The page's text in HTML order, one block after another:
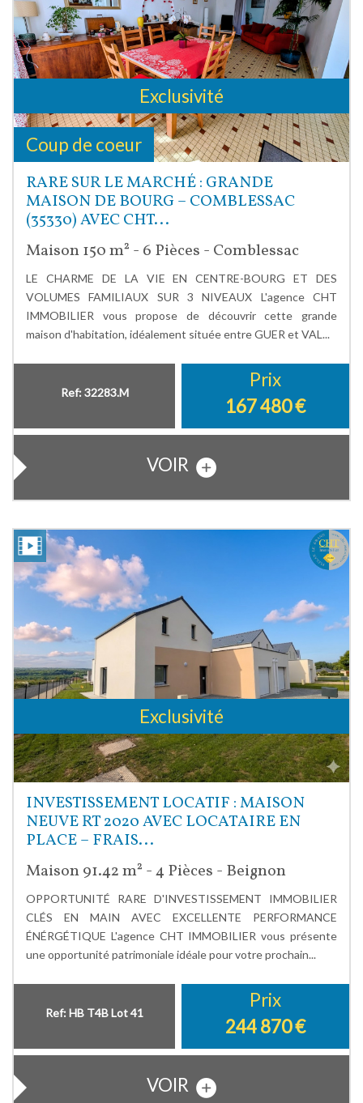
Exclusivité
Coup de coeur
RARE SUR LE MARCHÉ : GRANDE
MAISON DE BOURG – COMBLESSAC
(35330) AVEC CHT...
Maison 150 m² - 6 Pièces - Comblessac
LE CHARME DE LA VIE EN CENTRE-BOURG ET DES
VOLUMES FAMILIAUX SUR 3 NIVEAUX L'agence CHT
IMMOBILIER vous propose de découvrir cette grande
maison d'habitation, idéalement située entre GUER et VAL...
Ref: 32283.M
Prix
167 480€
VOIR
Exclusivité
INVESTISSEMENT LOCATIF : MAISON
NEUVE RT 2020 AVEC LOCATAIRE EN
PLACE – FRAIS...
Maison 91.42 m² - 4 Pièces - Beignon
OPPORTUNITÉ RARE D'INVESTISSEMENT IMMOBILIER
CLÉS EN MAIN AVEC EXCELLENTE PERFORMANCE
ÉNÉRGÉTIQUE L'agence CHT IMMOBILIER vous présente
une opportunité patrimoniale idéale pour votre prochain...
Ref: HB T4B Lot 41
Prix
244 870€
VOIR